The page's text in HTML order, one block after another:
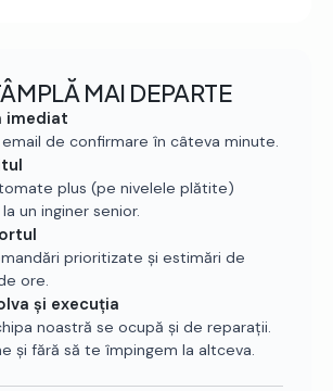
MAI DEPARTE
imediat
email de confirmare în câteva minute.
plus (pe nivelele plătite)
un inginer senior.
prioritizate și estimări de
ore.
și execuția
noastră se ocupă și de reparații.
și fără să te împingem la altceva.